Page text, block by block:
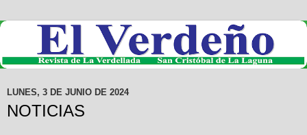
LUNES, 3 DE JUNIO DE 2024
NOTICIAS